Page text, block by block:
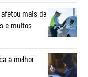
mais de
e muitos
a melhor